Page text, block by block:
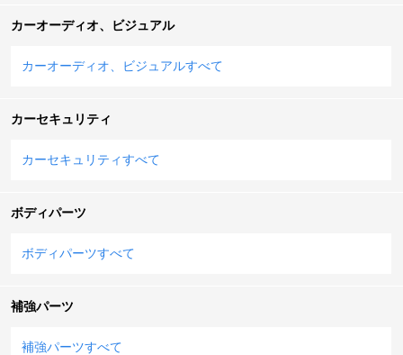
カーオーディオ、ビジュアル
カーオーディオ、ビジュアルすべて
カーセキュリティ
カーセキュリティすべて
ボディパーツ
ボディパーツすべて
補強パーツ
補強パーツすべて